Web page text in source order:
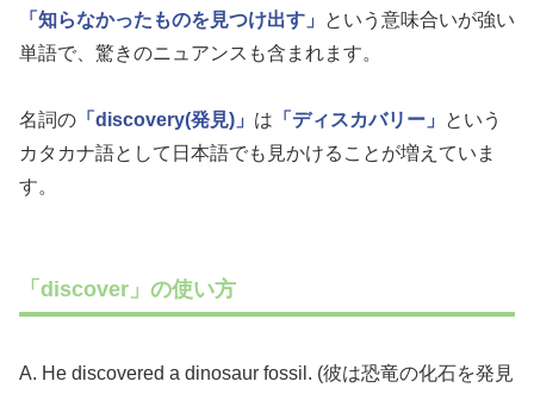
「知らなかったものを見つけ出す」
という意味合いが強い
単語で、驚きのニュアンスも含まれます。
名詞の 「discovery(発見)」 は 「ディスカバリー」
という
カタカナ語として日本語でも見かけることが増えていま
す。
「discover」の使い方
A. He discovered a dinosaur fossil. (彼は恐竜の化石を発見